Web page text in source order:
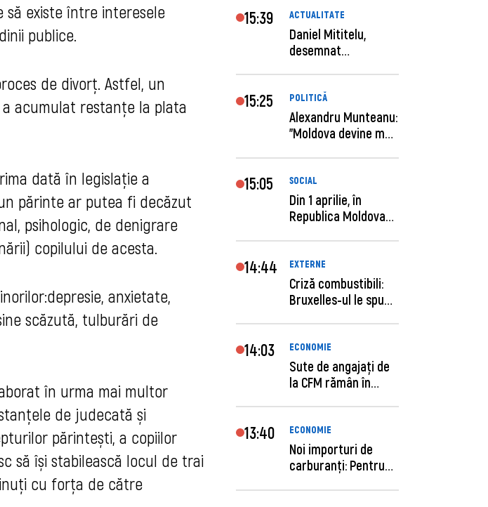
existe între interesele
publice.
de divorţ. Astfel, un
acumulat restanţe la plata
dată în legislaţie a
părinte ar putea fi decăzut
psihologic, de denigrare
copilului de acesta.
depresie, anxietate,
scăzută, tulburări de
în urma mai multor
de judecată și
părintești, a copiilor
să își stabilească locul de trai
cu forța de către
15:39 ACTUALITATE
Daniel Mititelu,
desemnat
15:25 POLITICĂ
Alexandru Munteanu:
"Moldova devine mai
15:05 SOCIAL
Din 1 aprilie, în
Republica Moldova
14:44 EXTERNE
Criză combustibili:
Bruxelles-ul le spune
14:03 ECONOMIE
Sute de angajaţi de
la CFM rămân în
13:40 ECONOMIE
Noi importuri de
carburanți: Pentru